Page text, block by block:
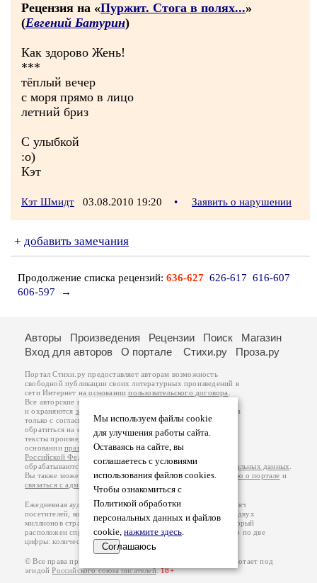
Рецензия на «Пуржит. Стога в полях...»
(Евгений Батурин)
Как здорово Жень!
***
тёплый вечер
с моря прямо в лицо
летний бриз
С улыбкой
:о)
Кэт
Кэт Шмидт 03.08.2010 19:20 • Заявить о нарушении
+ добавить замечания
Продолжение списка рецензий: 636-627 626-617 616-607
606-597
→
Мы используем файлы cookie
для улучшения работы сайта.
Оставаясь на сайте, вы
соглашаетесь с условиями
использования файлов cookies.
Чтобы ознакомиться с
Политикой обработки
персональных данных и файлов
cookie, нажмите здесь.
Соглашаюсь
Авторы Произведения Рецензии Поиск
Магазин
Вход для авторов
О портале Стихи.ру Проза.ру
Портал Стихи.ру предоставляет авторам возможность
свободной публикации своих литературных произведений в
сети Интернет на основаниипользовательского договора
Все авторские права на произведения принадлежат авторам
и охраняются законом
. Перепечатка произведений возможна
только с согласия его автора, к которому вы можете
обратиться на его авторской странице. Ответственность за
тексты произведений авторы несут самостоятельно на
основанииправил публикацииизаконодательства
Российской Федерации
обрабатываются на основанииПолитики обработки персональных данных
Вы также можете посмотреть более подробнуюинформацию о портале и
связаться с администрацией
Ежедневная аудитория портала Стихи.ру – порядка 200 тысяч
посетителей, которые в общей сумме просматривают более двух
миллионов страниц по данным счетчика посещаемости, который
расположен справа от этого текста. В каждой графе указано по две
цифры: количество просмотров и количество посетителей.
© Все права принадлежат авторам, 2000-2026. Портал работает под
эгидойРоссийского союза писателей.18+